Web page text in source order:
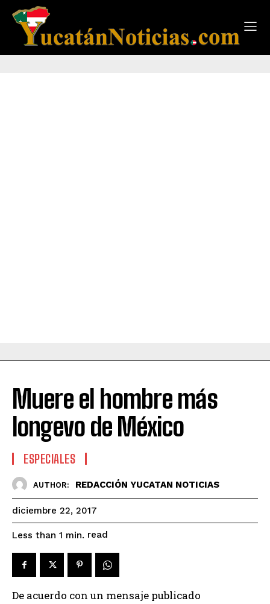
Muere el hombre más
longevo de México
ESPECIALES
AUTHOR: REDACCIÓN YUCATAN NOTICIAS
diciembre 22, 2017
Less than 1 min. read
De acuerdo con un mensaje publicado